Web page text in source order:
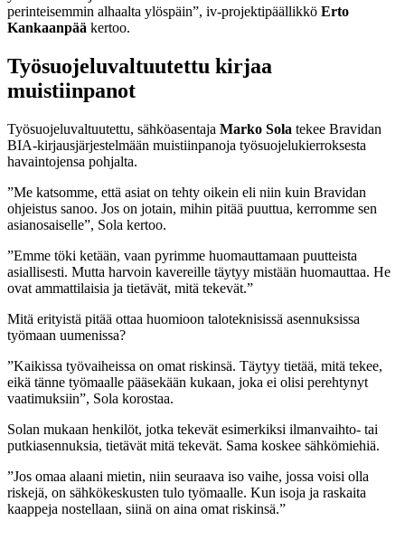
perinteisemmin alhaalta ylöspäin”, iv-projektipäällikkö Erto
Kankaanpää kertoo.
Työsuojeluvaltuutettu kirjaa
muistiinpanot
Työsuojeluvaltuutettu, sähköasentaja Marko Sola tekee Bravidan
BIA-kirjausjärjestelmään muistiinpanoja työsuojelukierroksesta
havaintojensa pohjalta.
”Me katsomme, että asiat on tehty oikein eli niin kuin Bravidan
ohjeistus sanoo. Jos on jotain, mihin pitää puuttua, kerromme sen
asianosaiselle”, Sola kertoo.
”Emme töki ketään, vaan pyrimme huomauttamaan puutteista
asiallisesti. Mutta harvoin kavereille täytyy mistään huomauttaa. He
ovat ammattilaisia ja tietävät, mitä tekevät.”
Mitä erityistä pitää ottaa huomioon taloteknisissä asennuksissa
työmaan uumenissa?
”Kaikissa työvaiheissa on omat riskinsä. Täytyy tietää, mitä tekee,
eikä tänne työmaalle pääsekään kukaan, joka ei olisi perehtynyt
vaatimuksiin”, Sola korostaa.
Solan mukaan henkilöt, jotka tekevät esimerkiksi ilmanvaihto- tai
putkiasennuksia, tietävät mitä tekevät. Sama koskee sähkömiehiä.
”Jos omaa alaani mietin, niin seuraava iso vaihe, jossa voisi olla
riskejä, on sähkökeskusten tulo työmaalle. Kun isoja ja raskaita
kaappeja nostellaan, siinä on aina omat riskinsä.”